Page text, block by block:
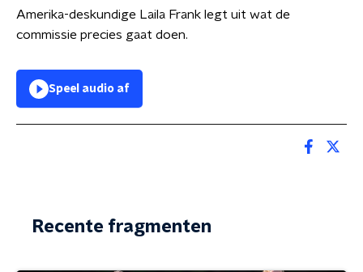
Amerika-deskundige Laila Frank legt uit wat de
commissie precies gaat doen.
Speel audio af
Recente fragmenten